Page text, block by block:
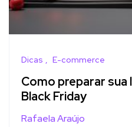
Dicas E-commerce
Como preparar sua
Black Friday
Rafaela Araújo